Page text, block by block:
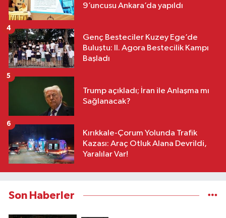
9’uncusu Ankara’da yapıldı
Genç Besteciler Kuzey Ege’de
Buluştu: II. Agora Bestecilik Kampı
Başladı
4
Trump açıkladı; İran ile Anlaşma mı
Sağlanacak?
5
Kırıkkale-Çorum Yolunda Trafik
Kazası: Araç Otluk Alana Devrildi,
Yaralılar Var!
6
Son Haberler